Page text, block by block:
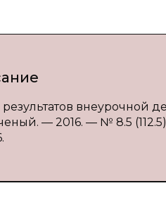
внеурочной
— 2016. — № 8.5